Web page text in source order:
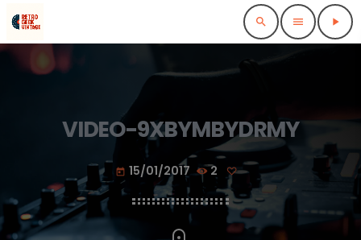
search menu play_arrow
VIDEO-9XBYMBYDRMY
today 15/01/2017 2